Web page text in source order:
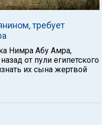
требует
Нимра Абу Амра,
от пули египетского
их сына жертвой